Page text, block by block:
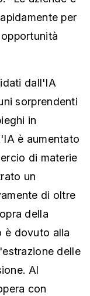
per
dall'IA
sorprendenti
in
è aumentato
di materie
un
di oltre
della
è dovuto alla
delle
Al
con